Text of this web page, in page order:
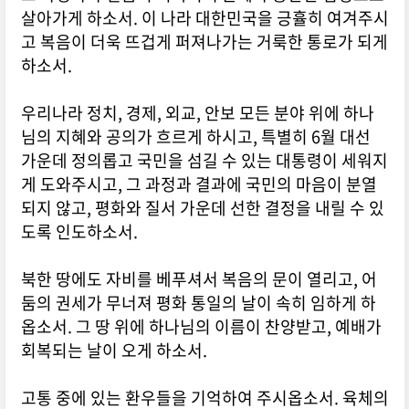
살아가게 하소서. 이 나라 대한민국을 긍휼히 여겨주시
고 복음이 더욱 뜨겁게 퍼져나가는 거룩한 통로가 되게
하소서.
우리나라 정치, 경제, 외교, 안보 모든 분야 위에 하나
님의 지혜와 공의가 흐르게 하시고, 특별히 6월 대선
가운데 정의롭고 국민을 섬길 수 있는 대통령이 세워지
게 도와주시고, 그 과정과 결과에 국민의 마음이 분열
되지 않고, 평화와 질서 가운데 선한 결정을 내릴 수 있
도록 인도하소서.
북한 땅에도 자비를 베푸셔서 복음의 문이 열리고, 어
둠의 권세가 무너져 평화 통일의 날이 속히 임하게 하
옵소서. 그 땅 위에 하나님의 이름이 찬양받고, 예배가
회복되는 날이 오게 하소서.
고통 중에 있는 환우들을 기억하여 주시옵소서. 육체의